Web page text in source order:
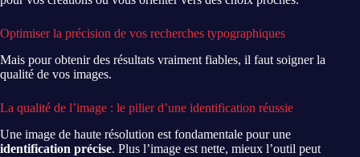
Optimiser la précision de vos recherches typographiques
Mais pour obtenir des résultats vraiment fiables, il faut soigner la
qualité de vos images.
La qualité de l’image : le pilier d’une identification réussie
Une image de haute résolution est fondamentale pour une
identification précise. Plus l’image est nette, mieux l’outil peut